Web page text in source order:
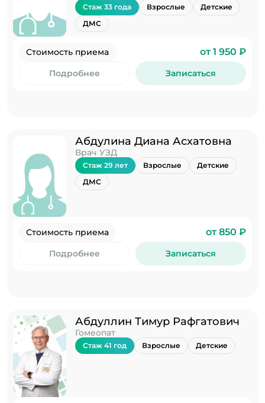
Стаж 33 года Взрослые
Детские
ДМС
Стоимость приема от 1 950 ₽
Подробнее Записаться
Абдулина Диана Асхатовна
Врач УЗД
Стаж 29 лет Взрослые
Детские
ДМС
Стоимость приема от 850 ₽
Подробнее Записаться
Абдуллин Тимур Рафгатович
Гомеопат
Стаж 41 год Взрослые Детские